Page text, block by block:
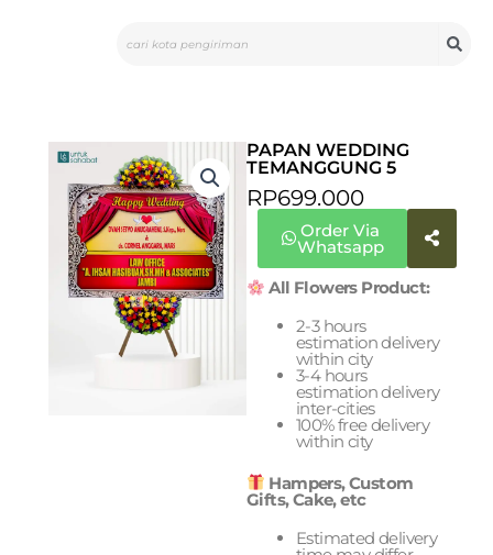
PAPAN WEDDING
TEMANGGUNG 5
RP699.000
Order Via
Whatsapp
All Flowers Product:
2-3 hours
estimation delivery
within city
3-4 hours
estimation delivery
inter-cities
100% free delivery
within city
Hampers, Custom
Gifts, Cake, etc
Estimated delivery